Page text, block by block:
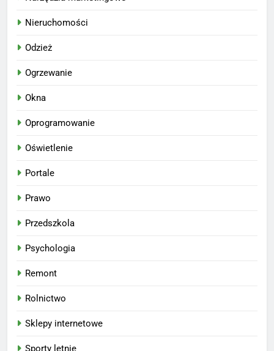
Nieruchomości
Odzież
Ogrzewanie
Okna
Oprogramowanie
Oświetlenie
Portale
Prawo
Przedszkola
Psychologia
Remont
Rolnictwo
Sklepy internetowe
Sporty letnie